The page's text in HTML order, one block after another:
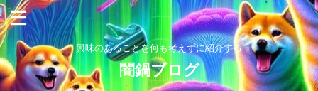
興味のあることを何も考えずに紹介する
闇鍋ブログ